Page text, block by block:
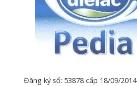
Đăng ký số: 53878 cấp 18/09/2014